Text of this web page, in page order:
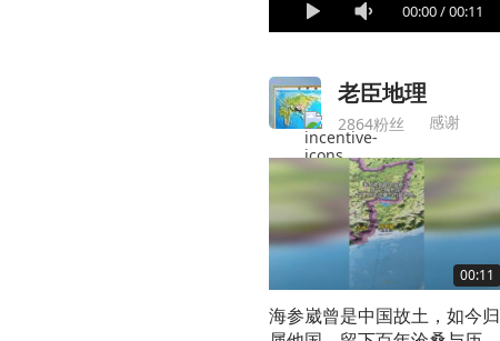
00:00/00:11
老臣地理
2864粉丝 感谢
00:11
海参崴曾是中国故土，如今归